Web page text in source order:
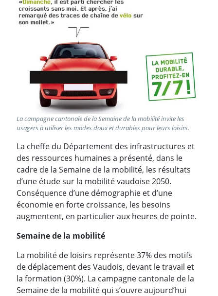
La campagne cantonale de la Semaine de la mobilité invite les
usagers à utiliser les modes doux et durables pour leurs loisirs.
La cheffe du Département des infrastructures et
des ressources humaines a présenté, dans le
cadre de la Semaine de la mobilité, les résultats
d’une étude sur la mobilité vaudoise 2050.
Conséquence d’une démographie et d’une
économie en forte croissance, les besoins
augmentent, en particulier aux heures de pointe.
Semaine de la mobilité
La mobilité de loisirs représente 37% des motifs
de déplacement des Vaudois, devant le travail et
la formation (30%). La campagne cantonale de la
Semaine de la mobilité qui s’ouvre aujourd’hui